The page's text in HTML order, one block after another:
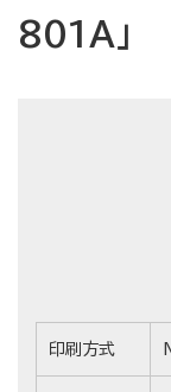
801A」
印刷方式